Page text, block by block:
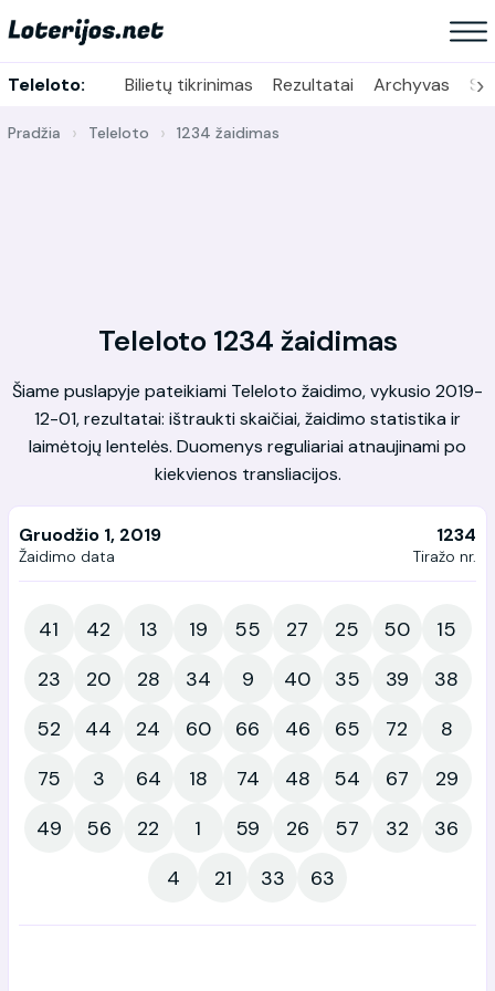
Teleloto: Bilietų tikrinimas Rezultatai Archyvas ›
Pradžia Teleloto 1234 žaidimas
Teleloto 1234 žaidimas
Šiame puslapyje pateikiami Teleloto žaidimo, vykusio 2019-
12-01, rezultatai: ištraukti skaičiai, žaidimo statistika ir
laimėtojų lentelės. Duomenys reguliariai atnaujinami po
kiekvienos transliacijos.
Gruodžio 1, 2019
Žaidimo data
1234
Tiražo nr.
41 42 13 19 55 27 25 50
15
23
20 28 34 9 40 35 39
38
52
44 24 60 66 46 65 72
8
75
3 64 18 74 48 54 67
29
49
56 22 1 59 26 57 32
36
4
21 33 63